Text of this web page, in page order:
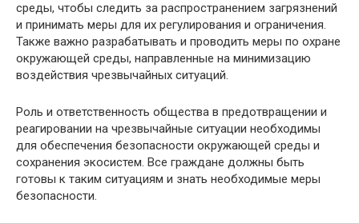
среды, чтобы следить за распространением загрязнений
и принимать меры для их регулирования и ограничения.
Также важно разрабатывать и проводить меры по охране
окружающей среды, направленные на минимизацию
воздействия чрезвычайных ситуаций.
Роль и ответственность общества в предотвращении и
реагировании на чрезвычайные ситуации необходимы
для обеспечения безопасности окружающей среды и
сохранения экосистем. Все граждане должны быть
готовы к таким ситуациям и знать необходимые меры
безопасности.